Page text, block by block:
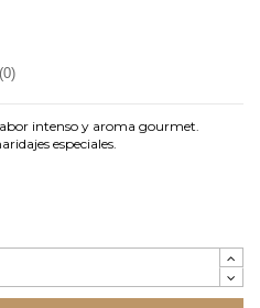
(0)
intenso y aroma gourmet.
especiales.